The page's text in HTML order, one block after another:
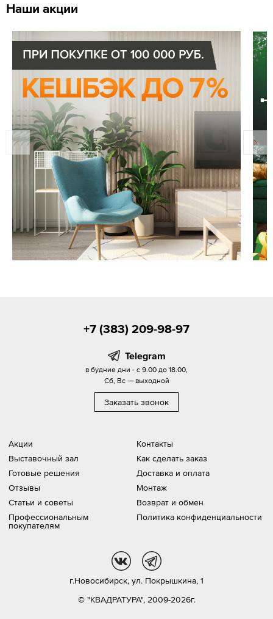
Наши акции
Акции
Выставочный зал
Готовые решения
Отзывы
Статьи и советы
Профессиональным
покупателям
Контакты
Как сделать заказ
Доставка и оплата
Монтаж
Возврат и обмен
Политика конфиденциальности
+7 (383) 209-98-97
Telegram
в будние дни - с 9.00 до 18.00,
Сб, Вс — выходной
Заказать звонок
© "КВАДРАТУРА", 2009-2026г.
г.Новосибирск, ул. Покрышкина, 1
tg